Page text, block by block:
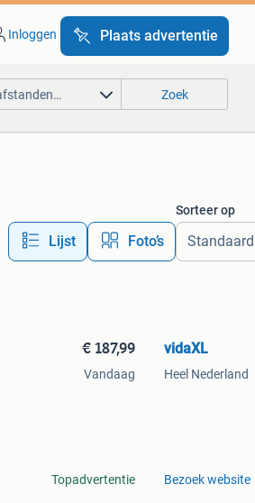
Inloggen Plaats advertentie
Zoek
Lijst Foto’s
Sorteer op
€ 187,99
Vandaag
Topadvertentie
vidaXL
Heel Nederland
Bezoek website